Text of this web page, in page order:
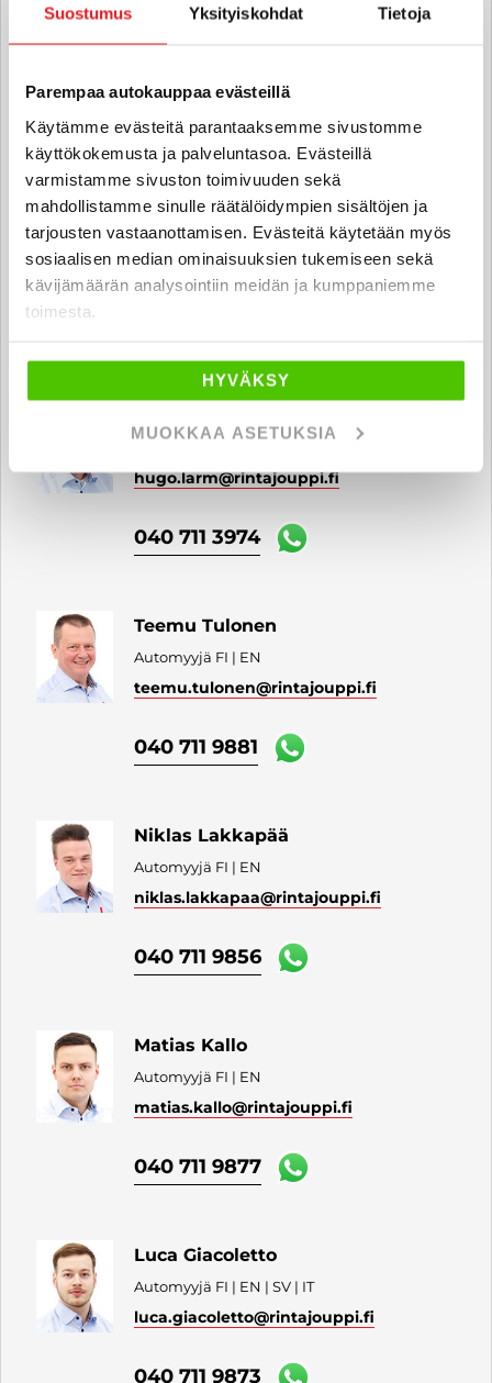
Suostumus Yksityiskohdat Tietoja
Parempaa autokauppaa evästeillä
Käytämme evästeitä parantaaksemme sivustomme
käyttökokemusta ja palveluntasoa. Evästeillä
varmistamme sivuston toimivuuden sekä
mahdollistamme sinulle räätälöidympien sisältöjen ja
tarjousten vastaanottamisen. Evästeitä käytetään myös
sosiaalisen median ominaisuuksien tukemiseen sekä
kävijämäärän analysointiin meidän ja kumppaniemme
toimesta.
HYVÄKSY
MUOKKAA ASETUKSIA
Automyyjä FI
040 711 9876
Eemil Laasola
Automyyjä FI | EN
eemil.laasola@rintajouppi.fi
hugo.larm@rintajouppi.fi
040 711 3974
Teemu Tulonen
Automyyjä FI | EN
teemu.tulonen@rintajouppi.fi
040 711 9881
Niklas Lakkapää
Automyyjä FI | EN
niklas.lakkapaa@rintajouppi.fi
040 711 9856
Matias Kallo
Automyyjä FI | EN
matias.kallo@rintajouppi.fi
040 711 9877
Luca Giacoletto
Automyyjä FI | EN | SV | IT
luca.giacoletto@rintajouppi.fi
040 711 9873